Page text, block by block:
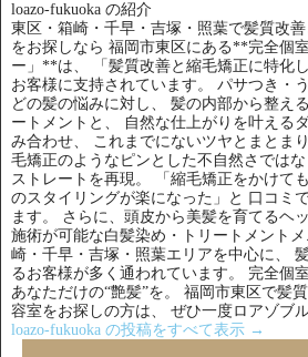
loazo-fukuoka の紹介
東区・箱崎・千早・吉塚・照葉で髪質改
をお探しなら 福岡市東区にある**完全個
ー」**は、 「髪質改善と縮毛矯正に特化
お客様に支持されています。 パサつき・
どの髪の悩みに対し、 髪の内部から整え
ートメントと、 自然な仕上がりを叶える
み合わせ、 これまでにないツヤとまとま
毛矯正のようなピンとした不自然さでは
ストレートを再現。 「縮毛矯正をかけて
のスタイリングが楽になった」と 口コミ
ます。 さらに、頭皮から美髪を育てるヘ
施術が可能な白髪染め・トリートメント
崎・千早・吉塚・照葉エリアを中心に、
るお客様が多く通われています。 完全個
あなただけの“艶髪”を。 福岡市東区で髪
容室をお探しの方は、 ぜひ一度ロアゾブ
loazo-fukuoka の投稿をすべて表示 →